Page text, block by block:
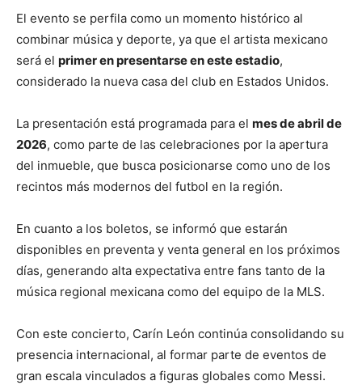
El evento se perfila como un momento histórico al
combinar música y deporte, ya que el artista mexicano
será el primer en presentarse en este estadio,
considerado la nueva casa del club en Estados Unidos.
La presentación está programada para el mes de abril de
2026, como parte de las celebraciones por la apertura
del inmueble, que busca posicionarse como uno de los
recintos más modernos del futbol en la región.
En cuanto a los boletos, se informó que estarán
disponibles en preventa y venta general en los próximos
días, generando alta expectativa entre fans tanto de la
música regional mexicana como del equipo de la MLS.
Con este concierto, Carín León continúa consolidando su
presencia internacional, al formar parte de eventos de
gran escala vinculados a figuras globales como Messi.